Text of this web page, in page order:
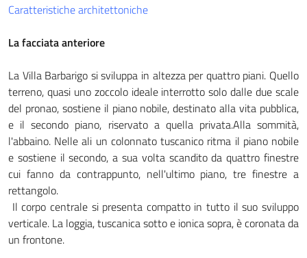
Caratteristiche architettoniche
La facciata anteriore
La Villa Barbarigo si sviluppa in altezza per quattro piani. Quello
terreno, quasi uno zoccolo ideale interrotto solo dalle due scale
del pronao, sostiene il piano nobile, destinato alla vita pubblica,
e il secondo piano, riservato a quella privata.Alla sommità,
l'abbaino. Nelle ali un colonnato tuscanico ritma il piano nobile
e sostiene il secondo, a sua volta scandito da quattro finestre
cui fanno da contrappunto, nell'ultimo piano, tre finestre a
rettangolo.
Il corpo centrale si presenta compatto in tutto il suo sviluppo
verticale. La loggia, tuscanica sotto e ionica sopra, è coronata da
un frontone.